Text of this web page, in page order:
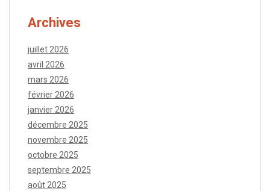
Archives
juillet 2026
avril 2026
mars 2026
février 2026
janvier 2026
décembre 2025
novembre 2025
octobre 2025
septembre 2025
août 2025